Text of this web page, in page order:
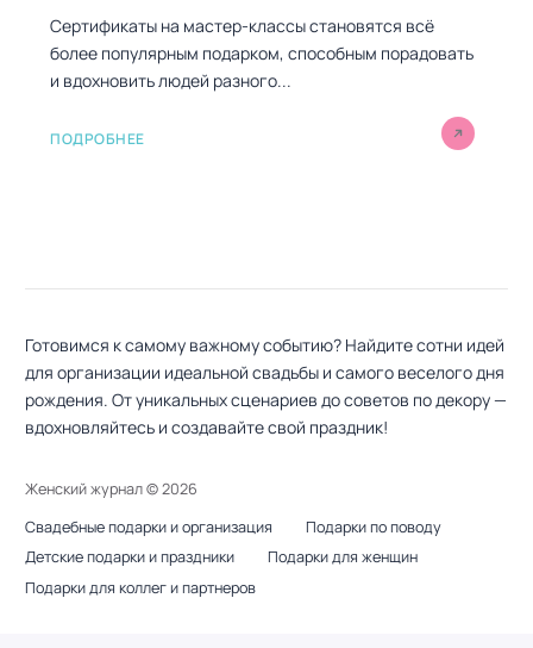
Сертификаты на мастер-классы становятся всё
более популярным подарком, способным порадовать
и вдохновить людей разного...
ПОДРОБНЕЕ
Готовимся к самому важному событию? Найдите сотни идей
для организации идеальной свадьбы и самого веселого дня
рождения. От уникальных сценариев до советов по декору —
вдохновляйтесь и создавайте свой праздник!
Женский журнал ©2026
Свадебные подарки и организация
Подарки по поводу
Детские подарки и праздники
Подарки для женщин
Подарки для коллег и партнеров